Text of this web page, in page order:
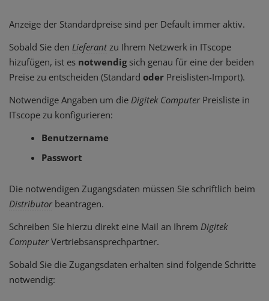
Anzeige der Standardpreise sind per Default immer aktiv.
Sobald Sie den Lieferantzu Ihrem Netzwerk in ITscope
hizufügen, ist es notwendigsich genau für eine der beiden
Preise zu entscheiden (Standard oder Preislisten-Import).
Notwendige Angaben um die Digitek Computer Preisliste in
ITscope zu konfigurieren:
Benutzername
Passwort
Die notwendigen Zugangsdaten müssen Sie schriftlich beim
Distributorbeantragen.
Schreiben Sie hierzu direkt eine Mail an Ihrem Digitek
Computer Vertriebsansprechpartner.
Sobald Sie die Zugangsdaten erhalten sind folgende Schritte
notwendig: